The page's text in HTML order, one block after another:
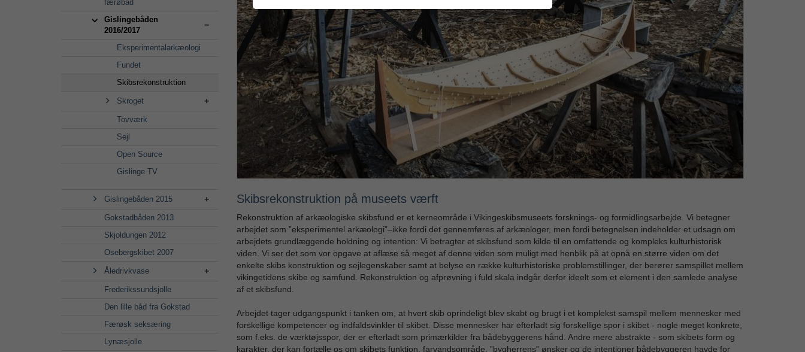
færøbåd
Gislingebåden
2016/2017
Eksperimentalarkæologi
Fundet
Skibsrekonstruktion
Skroget
Tovværk
Sejl
Open Source
Gislinge TV
Gislingebåden 2015
Gokstadbåden 2013
Skjoldungen 2012
Osebergskibet 2007
Åledrivkvase
Frederikssundsjolle
Den lille båd fra Gokstad
Færøsk seksæring
Lynæsjolle
Skibsrekonstruktion på museets værft
Rekonstruktion af arkæologiske skibsfund er et kerneområde i Vikingeskibsmuseets forsknings- og formidlingsarbejde. Vi betegner
arbejdet som ”eksperimentel arkæologi”–ikke fordi det gennemføres af arkæologer, men fordi betegnelsen indeholder et udsagn om
arbejdets grundlæggende holdning og intention: Vi betragter et skibsfund som kilde til en omfattende og kompleks kulturhistorisk
viden. Vi ser det som vor opgave at aflæse så meget af denne viden som muligt med henblik på at opnå en større viden om det
enkelte skibs konstruktion og sejlegenskaber samt at belyse en række kulturhistoriske problemstillinger, der berører samspillet mellem
vikingetidens skibe og samfund. Rekonstruktion og afprøvning i fuld skala indgår derfor ideelt som et element i den samlede analyse
af et skibsfund.
Arbejdet tager udgangspunkt i tanken om, at hvert skib oprindeligt blev skabt og brugt i et komplekst samspil mellem mennesker med
forskellige kompetencer og indfaldsvinkler til skibet. Disse mennesker har efterladt sig forskellige spor i skibet - nogle meget konkrete,
som f.eks. de værktøjsspor, der er efterladt som primærkilder fra bådebyggerens hånd. Andre mere abstrakte - som skibets form og
karakter, der kan fortælle os om skibets funktion, farvandsområde, ”bygherrens” ønsker og de intentioner bådebyggeren havde for